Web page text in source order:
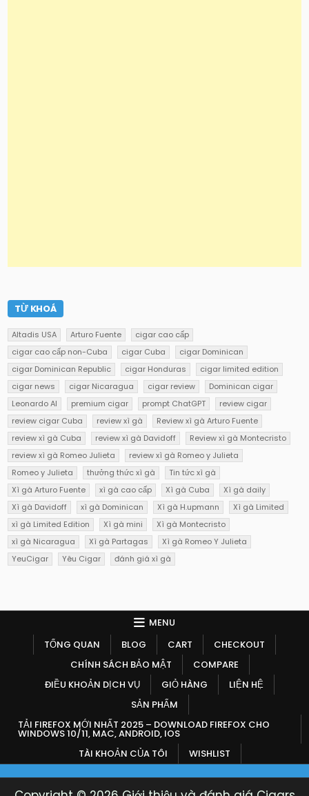
TỪ KHOÁ
Altadis USA Arturo Fuente
cigar cao cấp
cigar cao cấp non-Cuba
cigar Cuba
cigar Dominican
cigar Dominican Republic
cigar Honduras
cigar limited edition
cigar news
cigar Nicaragua cigar review
Dominican cigar
Leonardo AI
premium cigar prompt ChatGPT
review cigar
review cigar Cuba
review xì gà
Review xì gà Arturo Fuente
review xì gà Cuba
review xì gà Davidoff
Review xì gà Montecristo
review xì gà Romeo Julieta
review xì gà Romeo y Julieta
Romeo y Julieta
thưởng thức xì gà
Tin tức xì gà
Xì gà Arturo Fuente
xì gà cao cấp Xì gà Cuba
Xì gà daily
Xì gà Davidoff
xì gà Dominican Xì gà H.upmann
Xì gà Limited
xì gà Limited Edition
Xì gà mini
Xì gà Montecristo
xì gà Nicaragua
Xì gà Partagas
Xì gà Romeo Y Julieta
YeuCigar
Yêu Cigar đánh giá xì gà
MENU
TỔNG QUAN
BLOG CART
CHECKOUT
CHÍNH SÁCH BẢO MẬT
COMPARE
ĐIỀU KHOẢN DỊCH VỤ
GIỎ HÀNG
LIỆN HỆ
SẢN PHẨM
TẢI FIREFOX MỚI NHẤT 2025 – DOWNLOAD FIREFOX CHO
WINDOWS 10/11, MAC, ANDROID, IOS
TÀI KHOẢN CỦA TÔI
WISHLIST